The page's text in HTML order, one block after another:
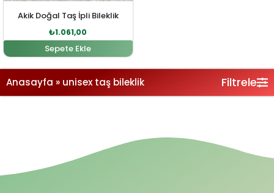
Akik Doğal Taş İpli Bileklik
₺1.061,00
Sepete Ekle
Anasayfa » unisex taş bileklik Filtrele